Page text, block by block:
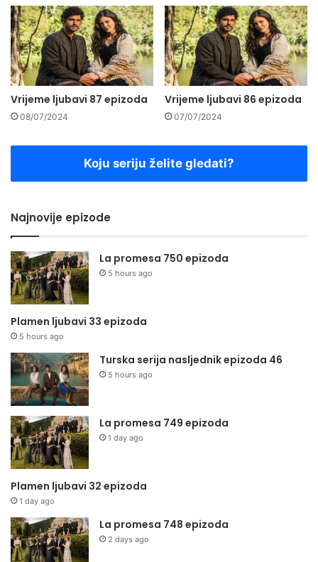
Vrijeme ljubavi 87 epizoda
08/07/2024
Vrijeme ljubavi 86 epizoda
07/07/2024
Koju seriju želite gledati?
Najnovije epizode
La promesa 750 epizoda
5 hours ago
Plamen ljubavi 33 epizoda
5 hours ago
Turska serija nasljednik epizoda 46
5 hours ago
La promesa 749 epizoda
1 day ago
Plamen ljubavi 32 epizoda
1 day ago
La promesa 748 epizoda
2 days ago